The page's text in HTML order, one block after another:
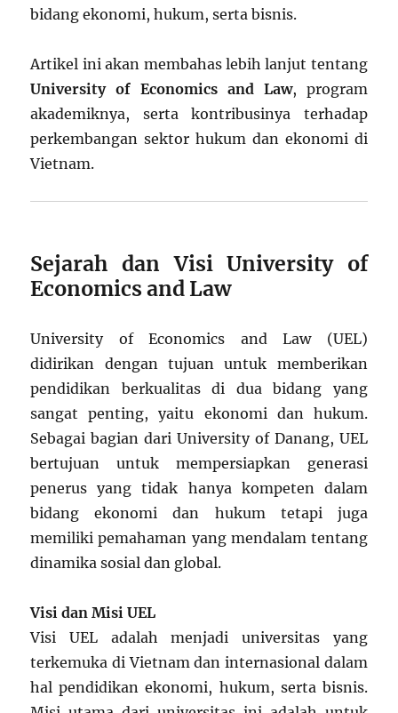
bidang ekonomi, hukum, serta bisnis.
Artikel ini akan membahas lebih lanjut tentang
University of Economics and Law, program
akademiknya, serta kontribusinya terhadap
perkembangan sektor hukum dan ekonomi di
Vietnam.
Sejarah dan Visi University of
Economics and Law
University of Economics and Law (UEL)
didirikan dengan tujuan untuk memberikan
pendidikan berkualitas di dua bidang yang
sangat penting, yaitu ekonomi dan hukum.
Sebagai bagian dari University of Danang, UEL
bertujuan untuk mempersiapkan generasi
penerus yang tidak hanya kompeten dalam
bidang ekonomi dan hukum tetapi juga
memiliki pemahaman yang mendalam tentang
dinamika sosial dan global.
Visi dan Misi UEL
Visi UEL adalah menjadi universitas yang
terkemuka di Vietnam dan internasional dalam
hal pendidikan ekonomi, hukum, serta bisnis.